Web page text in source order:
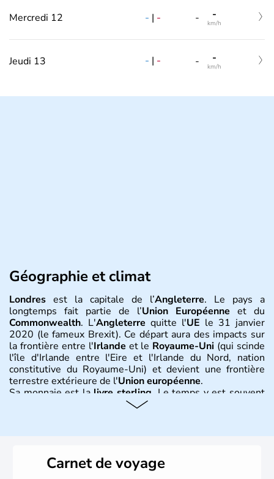
Mercredi 12 - | - - -
km/h
Jeudi 13 - | - - -
km/h
Géographie et climat
Londres est la capitale de l’Angleterre. Le pays a
longtemps fait partie de l’Union Européenne et du
Commonwealth. L'Angleterre quitte l'UE le 31 janvier
2020 (le fameux Brexit). Ce départ aura des impacts sur
la frontière entre l'Irlande et le Royaume-Uni (qui scinde
l'île d'Irlande entre l'Eire et l'Irlande du Nord, nation
constitutive du Royaume-Uni) et devient une frontière
terrestre extérieure de l'Union européenne.
Sa monnaie est lalivre sterling . Le temps y est souvent
instable avec de nombreuses précipitations : il s’agit d’un
Histoire et administration
Carnet de voyage